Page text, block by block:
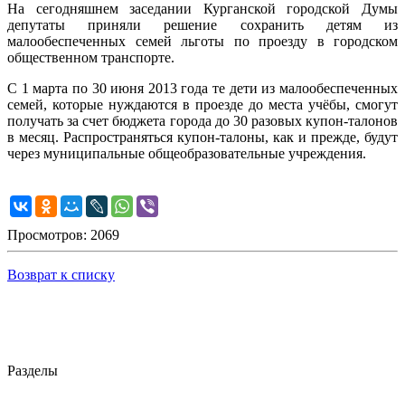
На сегодняшнем заседании Курганской городской Думы
депутаты приняли решение сохранить детям из
малообеспеченных семей льготы по проезду в городском
общественном транспорте.
С 1 марта по 30 июня 2013 года те дети из малообеспеченных
семей, которые нуждаются в проезде до места учёбы, смогут
получать за счет бюджета города до 30 разовых купон-талонов
в месяц. Распространяться купон-талоны, как и прежде, будут
через муниципальные общеобразовательные учреждения.
Просмотров: 2069
Возврат к списку
Разделы